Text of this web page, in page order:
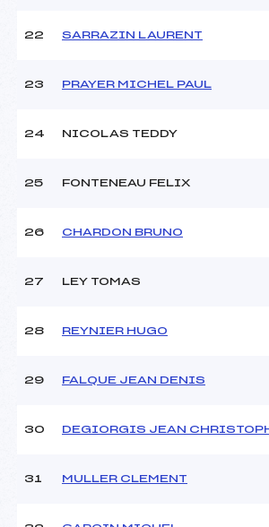
22 SARRAZIN LAURENT
23 PRAYER MICHEL PAUL
24 NICOLAS TEDDY
25 FONTENEAU FELIX
26 CHARDON BRUNO
27 LEY TOMAS
28 REYNIER HUGO
29 FALQUE JEAN DENIS
30 DEGIORGIS JEAN
31 MULLER CLEMENT